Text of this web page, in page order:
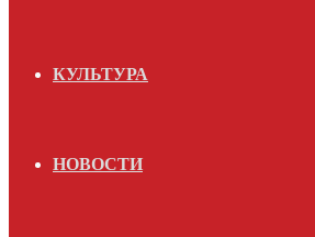
КУЛЬТУРА
НОВОСТИ